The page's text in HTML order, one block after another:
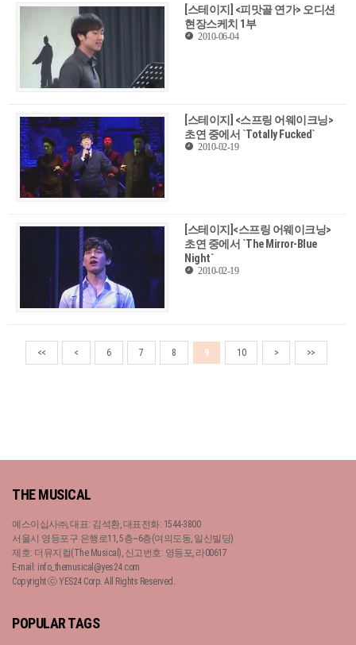
[스테이지] <피맛골 연가> 오디션
현장스케치 1부
2010-06-04
[스테이지] <스프링 어웨이크닝>
초연 중에서 `Totally Fucked`
2010-02-19
[스테이지]<스프링 어웨이크닝>
초연 중에서 `The Mirror-Blue
Night`
2010-02-19
<< < 6 7 8 9 10 > >>
THE MUSICAL
예스이십사㈜, 대표: 김석환, 대표전화: 1544-3800
서울시 영등포구 은행로11, 5층~6층(여의도동, 일신빌딩)
제호: 더뮤지컬(The Musical), 신고번호: 영등포, 라00617
E-mail: info_themusical@yes24.com
Copyright ⓒ YES24 Corp. All Rights Reserved.
POPULAR TAGS